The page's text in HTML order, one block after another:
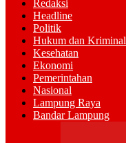
Redaksi
Headline
Politik
Hukum dan Kriminal
Kesehatan
Ekonomi
Pemerintahan
Nasional
Lampung Raya
Bandar Lampung